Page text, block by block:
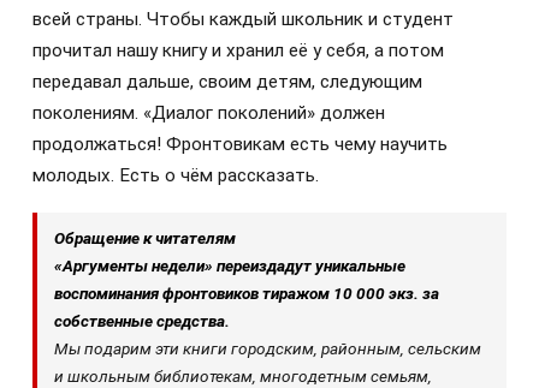
всей страны. Чтобы каждый школьник и студент
прочитал нашу книгу и хранил её у себя, а потом
передавал дальше, своим детям, следующим
поколениям. «Диалог поколений» должен
продолжаться! Фронтовикам есть чему научить
молодых. Есть о чём рассказать.
Обращение к читателям
«Аргументы недели» переиздадут уникальные
воспоминания фронтовиков тиражом 10 000 экз. за
собственные средства.
Мы подарим эти книги городским, районным, сельским
и школьным библиотекам, многодетным семьям,